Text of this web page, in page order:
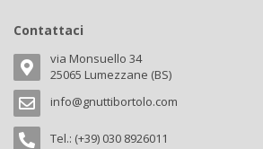
Contattaci
via Monsuello 34
25065 Lumezzane (BS)
info@gnuttibortolo.com
Tel.: (+39) 030 8926011